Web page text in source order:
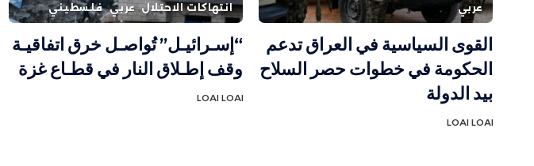
عربي
القوى السياسية في العراق تدعم
الحكومة في خطوات حصر السلاح
بيد الدولة
LOAI LOAI
انتهاكات الاحتلال عربي فلسطيني
“إسـرائيـل” تُواصـل خرق اتفاقيـة
وقف إطـلاق النار في قطـاع غزة
LOAI LOAI